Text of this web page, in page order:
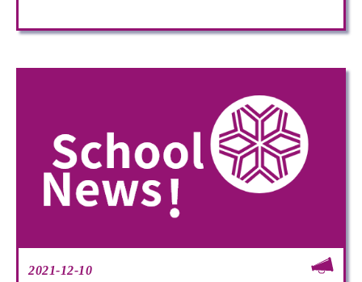
2021-12-10